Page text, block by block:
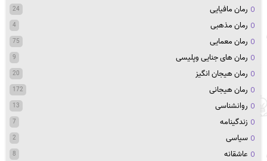
رمان مافیایی 24
رمان مذهبی 4
رمان معمایی 75
رمان های جنایی وپلیسی 9
رمان هیجان انگیز 20
رمان هیجانی 172
روانشناسی 13
زندگینامه 7
سیاسی 2
عاشقانه 8